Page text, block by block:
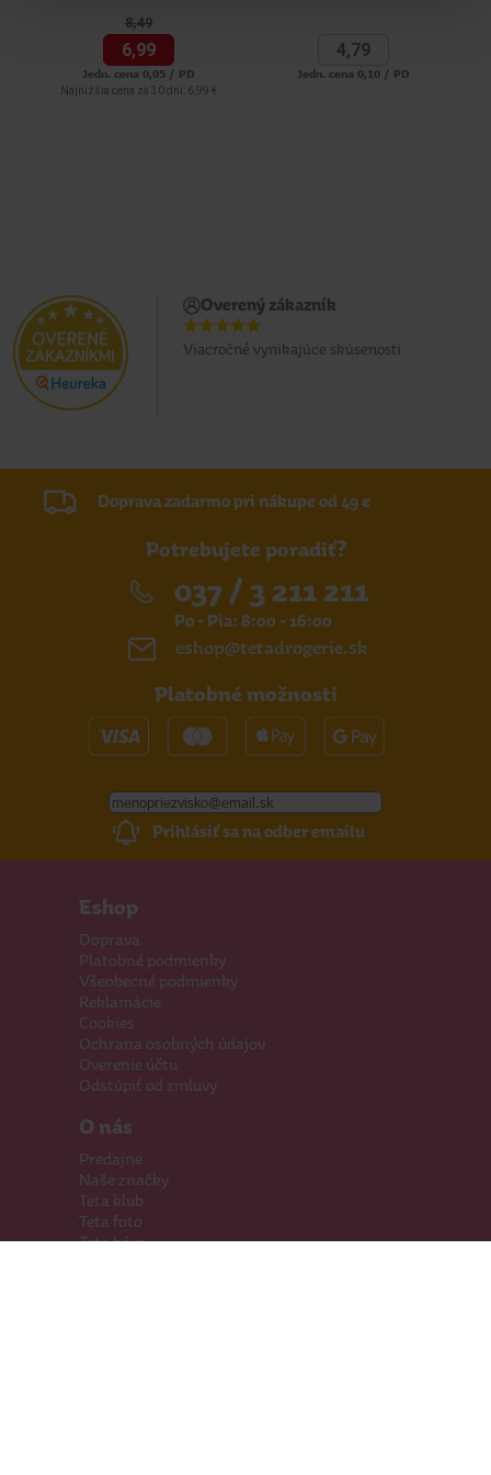
8,49
6,99
Jedn. cena 0,05 / PD
Najnižšia cena za 30 dní: 6,99 €
4,79
Jedn. cena 0,10 / PD
Overený zákazník
Viacročné vynikajúce skúsenosti
Doprava zadarmo pri nákupe od 49 €
Potrebujete poradiť?
037 / 3 211 211
Po - Pia: 8:00 - 16:00
eshop@tetadrogerie.sk
Platobné možnosti
Prihlásiť sa na odber emailu
Eshop
Doprava
Platobné podmienky
Všeobecné podmienky
Reklamácie
Cookies
Ochrana osobných údajov
Overenie účtu
Odstúpiť od zmluvy
O nás
Predajne
Naše značky
Teta klub
Teta foto
Teta káva